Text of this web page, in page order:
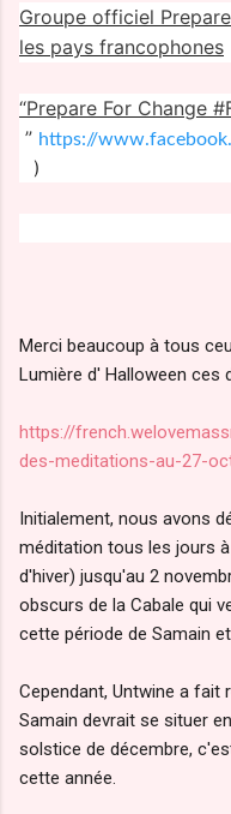
Groupe officiel
les pays francophones
“Prepare For Change
” https://
)
Merci beaucoup à tous
Lumière d' Halloween ces
https://
des-meditations-au-27-
Initialement, nous avons
méditation tous les jours
d'hiver) jusqu'au 2
obscurs de la Cabale qui
cette période de Samain
Cependant, Untwine a fait
Samain devrait se situer
solstice de décembre,
cette année.